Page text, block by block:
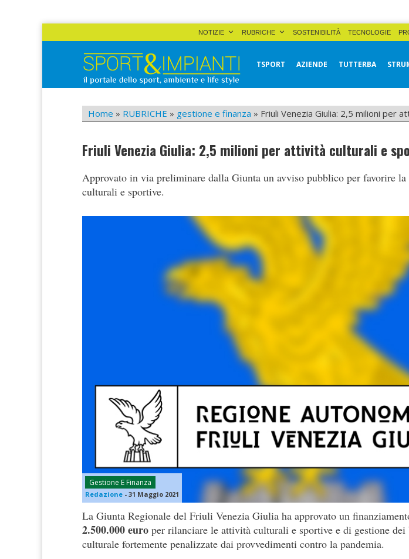
NOTIZIE RUBRICHE SOSTENIBILITÀ TECNOLOGIE
Sport&Impianti
TSPORT AZIENDE TUTTERBA
Home » RUBRICHE » gestione e finanza » Friuli Venezia Giulia: 2,5 milioni per
Friuli Venezia Giulia: 2,5 milioni per attività culturali e
Approvato in via preliminare dalla Giunta un avviso pubblico per favorire
culturali e sportive.
Gestione E Finanza
Redazione - 31 Maggio 2021
La Giunta Regionale del Friuli Venezia Giulia ha approvato un
2.500.000 euro per rilanciare le attività culturali e sportive e di gestione
culturale fortemente penalizzate dai provvedimenti contro la pandemia.